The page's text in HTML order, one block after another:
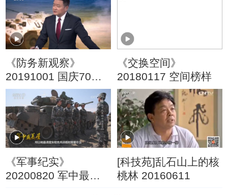
《防务新观察》
20191001 国庆70周
年特别节目 人民军
队“走出去”展现大国担
当
《交换空间》
20180117 空间榜样
《军事纪实》
20200820 军中最美
[科技苑]乱石山上的核
桃林 20160611